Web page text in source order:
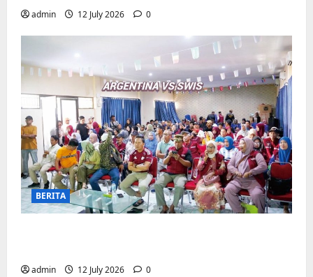
admin 12 July 2026 0
BERITA
admin 12 July 2026 0